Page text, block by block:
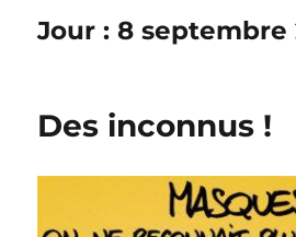
Jour :8 septembre
Des inconnus !